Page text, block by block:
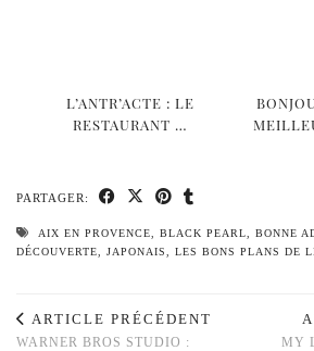
L’ANTR’ACTE : LE
RESTAURANT …
PARTAGER:
AIX EN PROVENCE BLACK PEARL BONNE
DÉCOUVERTE
JAPONAIS LES BONS PLANS DE
ARTICLE PRÉCÉDENT
WARNER BROS STUDIO :
MY